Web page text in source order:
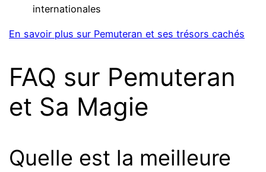
internationales
En savoir plus sur Pemuteran et ses trésors cachés
FAQ sur Pemuteran
et Sa Magie
Quelle est la meilleure